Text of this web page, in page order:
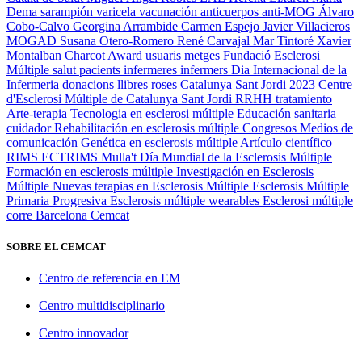
Dema sarampión varicela vacunación anticuerpos anti-MOG Álvaro
Cobo-Calvo Georgina Arrambide Carmen Espejo Javier Villacieros
MOGAD Susana Otero-Romero René Carvajal Mar Tintoré Xavier
Montalban Charcot Award usuaris metges Fundació Esclerosi
Múltiple salut pacients infermeres infermers Dia Internacional de la
Infermeria donacions llibres roses Catalunya Sant Jordi 2023 Centre
d'Esclerosi Múltiple de Catalunya Sant Jordi RRHH tratamiento
Arte-terapia Tecnologia en esclerosi múltiple Educación sanitaria
cuidadorRehabilitación en esclerosis múltiple Congresos Medios de
comunicación Genética en esclerosis múltiple Artículo científico
RIMS ECTRIMS Mulla't Día Mundial de la Esclerosis Múltiple
Formación en esclerosis múltiple Investigación en Esclerosis
Múltiple Nuevas terapias en Esclerosis Múltiple Esclerosis Múltiple
Primaria Progresiva Esclerosis múltiple wearables Esclerosi múltiple
corre Barcelona Cemcat
SOBRE EL CEMCAT
Centro de referencia en EM
Centro multidisciplinario
Centro innovador